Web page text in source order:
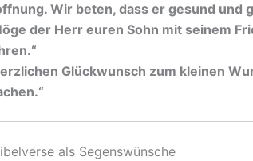
Wir beten, dass er gesund und
der Herr euren Sohn mit seinem
Glückwunsch zum kleinen
als Segenswünsche